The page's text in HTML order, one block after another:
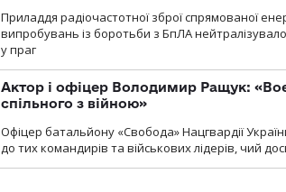
Приладдя радіочастотної зброї спрямованої
випробувань із боротьби з БпЛА
у праг
Актор і офіцер Володимир Ращук:
спільного з війною»
Офіцер батальйону «Свобода» Нацгвардії
до тих командирів та військових лідерів, чий